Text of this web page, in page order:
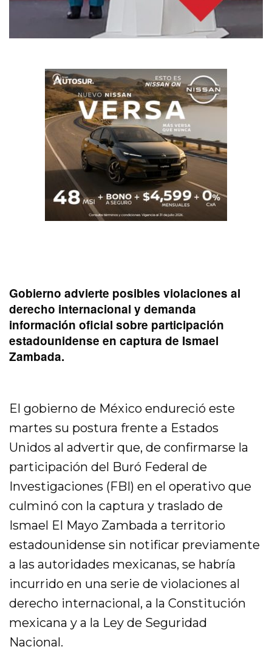
Gobierno advierte posibles violaciones al
derecho internacional y demanda
información oficial sobre participación
estadounidense en captura de Ismael
Zambada.
El gobierno de México endureció este
martes su postura frente a Estados
Unidos al advertir que, de confirmarse la
participación del Buró Federal de
Investigaciones (FBI) en el operativo que
culminó con la captura y traslado de
Ismael El Mayo Zambada a territorio
estadounidense sin notificar previamente
a las autoridades mexicanas, se habría
incurrido en una serie de violaciones al
derecho internacional, a la Constitución
mexicana y a la Ley de Seguridad
Nacional.